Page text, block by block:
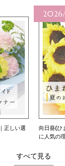
お供え花
向日葵（
意味・育
すべて見る